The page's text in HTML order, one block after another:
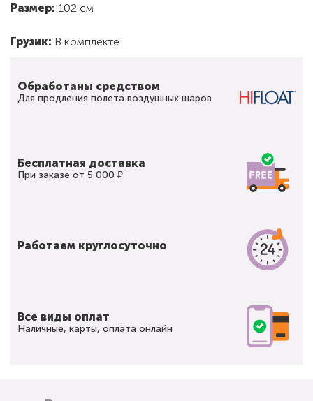
Размер: 102 см
Грузик: В комплекте
Обработаны средством
Для продления полета воздушных шаров
Бесплатная доставка
При заказе от 5 000 ₽
Работаем круглосуточно
Все виды оплат
Наличные, карты, оплата онлайн